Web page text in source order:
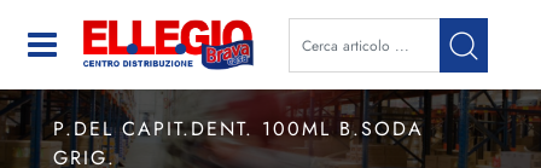
Open
P.DEL CAPIT.DENT. 100ML B.SODA
GRIG.